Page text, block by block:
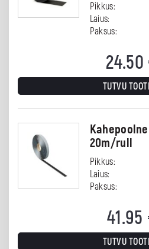
Pikkus:
Laius:
Paksus:
24.50
TUTVU
20m/rull
Pikkus:
Laius:
Paksus:
41.95
TUTVU